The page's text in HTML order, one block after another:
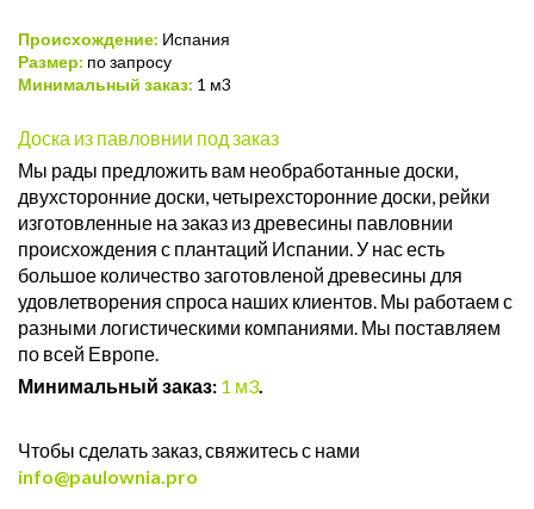
Происхождение: Испания
Размер: по запросу
Минимальный заказ: 1 м3
Доска из павловнии под заказ
Мы рады предложить вам необработанные доски,
двухсторонние доски, четырехсторонние доски, рейки
изготовленные на заказ из древесины павловнии
происхождения с плантаций Испании. У нас есть
большое количество заготовленой древесины для
удовлетворения спроса наших клиентов. Мы работаем с
разными логистическими компаниями. Мы поставляем
по всей Европе.
Минимальный заказ: 1 м3.
Чтобы сделать заказ, свяжитесь с нами
info@paulownia.pro